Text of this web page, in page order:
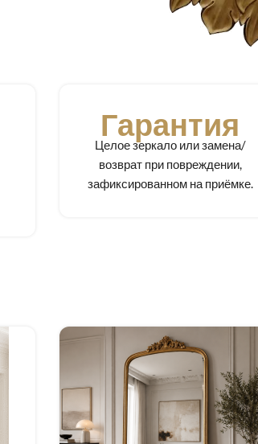
Гарантия
Целое зеркало или замена/
возврат при повреждении,
зафиксированном на приёмке.